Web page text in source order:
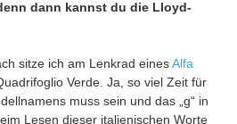
dann kannst du die Lloyd-
sitze ich am Lenkrad einesAlfa
Verde. Ja, so viel Zeit für
muss sein und das „g“ in
Lesen dieser italienischen Worte